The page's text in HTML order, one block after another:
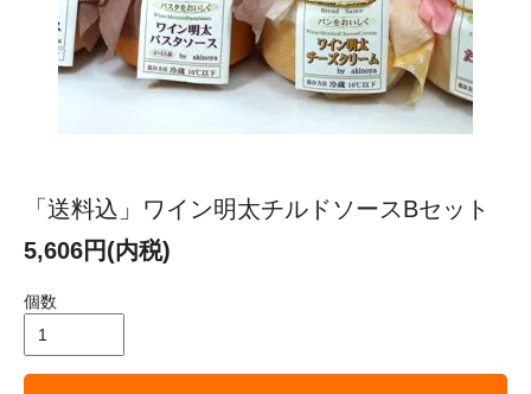
「送料込」ワイン明太チルドソースBセット
5,606円(内税)
個数